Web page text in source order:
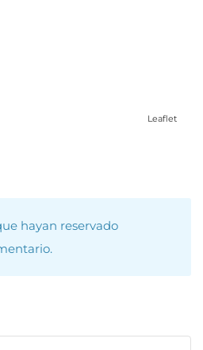
Leaflet
hayan reservado